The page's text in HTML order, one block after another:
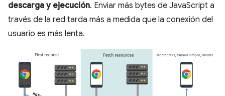
descarga y ejecución. Enviar más bytes de JavaScript a
través de la red tarda más a medida que la conexión del
usuario es más lenta.